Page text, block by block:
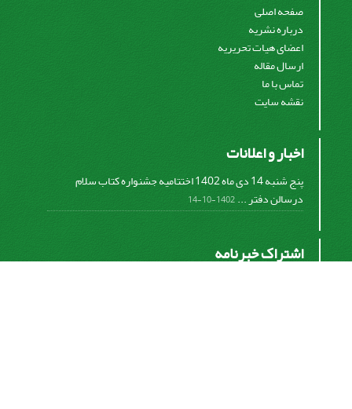
صفحه اصلی
درباره نشریه
اعضای هیات تحریریه
ارسال مقاله
تماس با ما
نقشه سایت
اخبار و اعلانات
پنج شنبه 14 دی ماه 1402 اختتامیه جشنواره کتاب سلام
درسالن دفتر ...1402-10-14
اشتراک خبرنامه